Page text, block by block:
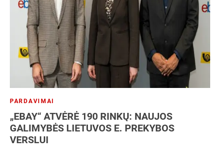
PARDAVIMAI
„EBAY“ ATVĖRĖ 190 RINKŲ: NAUJOS
GALIMYBĖS LIETUVOS E. PREKYBOS
VERSLUI